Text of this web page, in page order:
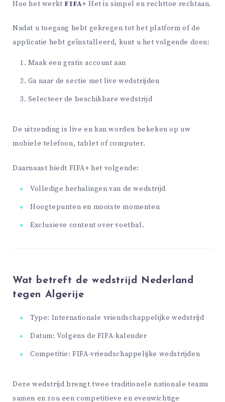
Hoe het werkt FIFA+ Het is simpel en rechttoe rechtaan.
Nadat u toegang hebt gekregen tot het platform of de
applicatie hebt geïnstalleerd, kunt u het volgende doen:
Maak een gratis account aan
Ga naar de sectie met live wedstrijden
Selecteer de beschikbare wedstrijd
De uitzending is live en kan worden bekeken op uw
mobiele telefoon, tablet of computer.
Daarnaast biedt FIFA+ het volgende:
Volledige herhalingen van de wedstrijd
Hoogtepunten en mooiste momenten
Exclusieve content over voetbal.
Wat betreft de wedstrijd Nederland
tegen Algerije
Type: Internationale vriendschappelijke wedstrijd
Datum: Volgens de FIFA-kalender
Competitie: FIFA-vriendschappelijke wedstrijden
Deze wedstrijd brengt twee traditionele nationale teams
samen en zou een competitieve en evenwichtige